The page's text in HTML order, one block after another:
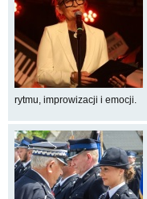
rytmu, improwizacji i emocji.